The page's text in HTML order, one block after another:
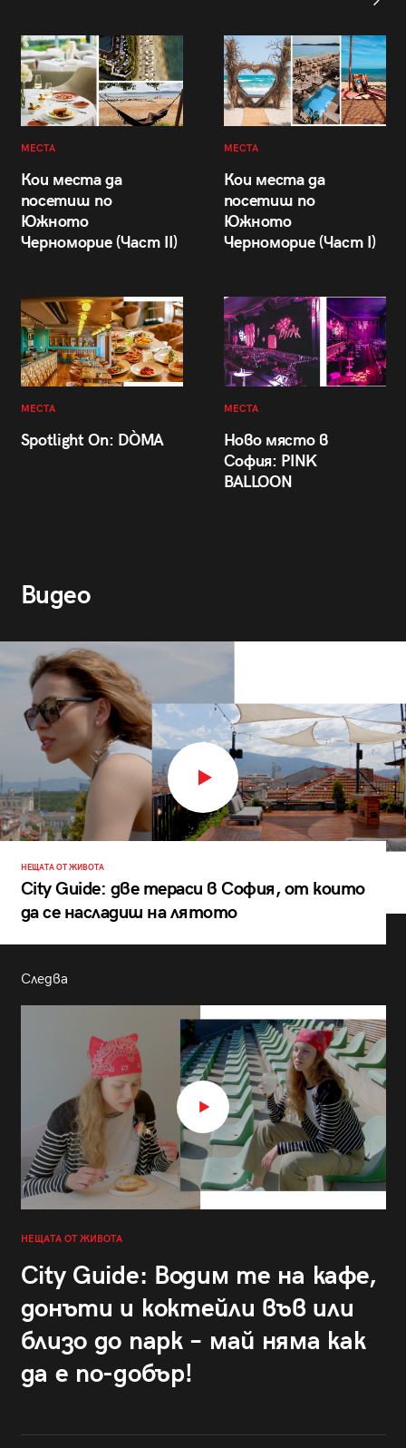
МЕСТА
Кои места да
посетиш по
Южното
Черноморие (Част II)
МЕСТА
Кои места да
посетиш по
Южното
Черноморие (Част I)
МЕСТА
Spotlight On: DÒMA
МЕСТА
Ново място в
София: PINK
BALLOON
Видео
НЕЩАТА ОТ ЖИВОТА
City Guide: две тераси в София, от които
да се насладиш на лятото
Следва
НЕЩАТА ОТ ЖИВОТА
City Guide: Водим те на кафе,
донъти и коктейли във или
близо до парк – май няма как
да е по-добър!